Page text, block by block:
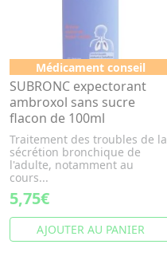
Médicament conseil
SUBRONC expectorant
ambroxol sans sucre
flacon de 100ml
Traitement des troubles de la
sécrétion bronchique de
l'adulte, notamment au
cours...
5,75€
AJOUTER AU PANIER